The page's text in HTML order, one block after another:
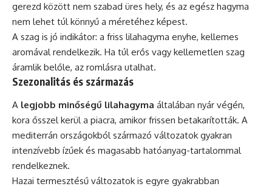
gerezd között nem szabad üres hely, és az egész hagyma
nem lehet túl könnyű a méretéhez képest.
A szag is jó indikátor: a friss lilahagyma enyhe, kellemes
aromával rendelkezik. Ha túl erős vagy kellemetlen szag
áramlik belőle, az romlásra utalhat.
Szezonalitás és származás
A legjobb minőségű lilahagyma általában nyár végén,
kora ősszel kerül a piacra, amikor frissen betakarították. A
mediterrán országokból származó változatok gyakran
intenzívebb ízűek és magasabb hatóanyag-tartalommal
rendelkeznek.
Hazai termesztésű változatok is egyre gyakrabban